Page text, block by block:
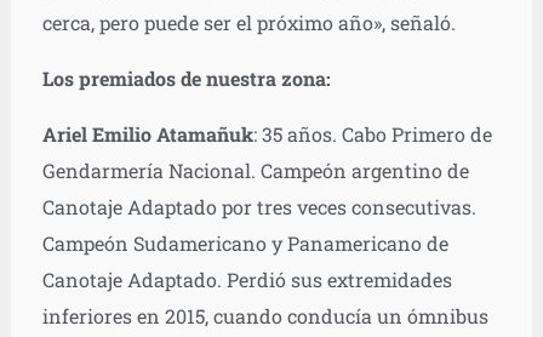
cerca, pero puede ser el próximo año», señaló.
Los premiados de nuestra zona:
Ariel Emilio Atamañuk: 35 años. Cabo Primero de
Gendarmería Nacional. Campeón argentino de
Canotaje Adaptado por tres veces consecutivas.
Campeón Sudamericano y Panamericano de
Canotaje Adaptado. Perdió sus extremidades
inferiores en 2015, cuando conducía un ómnibus